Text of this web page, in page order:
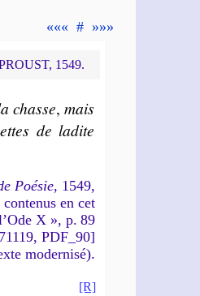
««« # »»»
1549.
chasse,mais
de la­dite
Poésie, 1549,
en cet
X », p. 89
PDF_90]
modernisé).
[R]